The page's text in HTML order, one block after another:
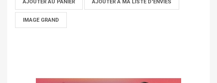
AJOUTER AU PANIER AJOUTER À MA LISTE D'ENVIES
IMAGE GRAND